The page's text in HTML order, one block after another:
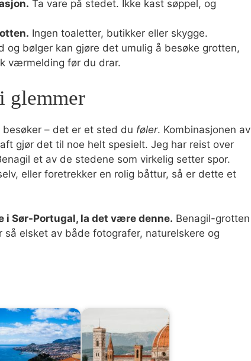
Ta vare på stedet. Ikke kast søppel, og
Ingen toaletter, butikker eller skygge.
og bølger kan gjøre det umulig å besøke grotten,
værmelding før du drar.
glemmer
– det er et sted du føler. Kombinasjonen av
gjør det til noe helt spesielt. Jeg har reist over
et av de stedene som virkelig setter spor.
eller foretrekker en rolig båttur, så er dette et
i Sør-Portugal, la det være denne. Benagil-grotten
elsket av både fotografer, naturelskere og